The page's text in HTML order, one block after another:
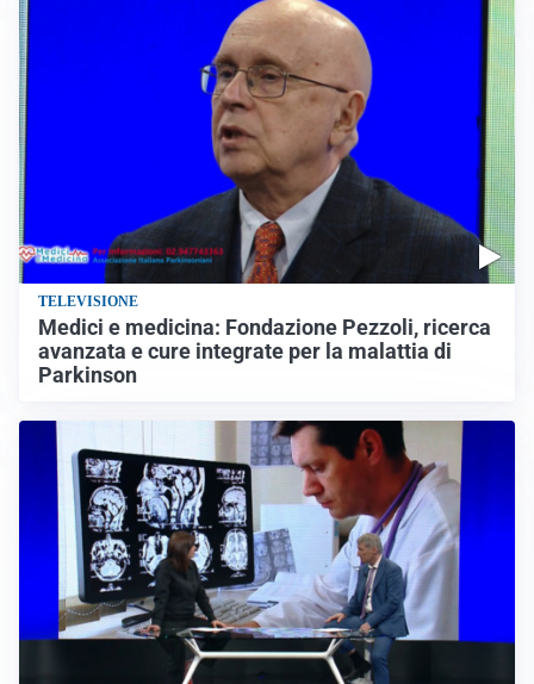
TELEVISIONE
Medici e medicina: Fondazione Pezzoli, ricerca
avanzata e cure integrate per la malattia di
Parkinson